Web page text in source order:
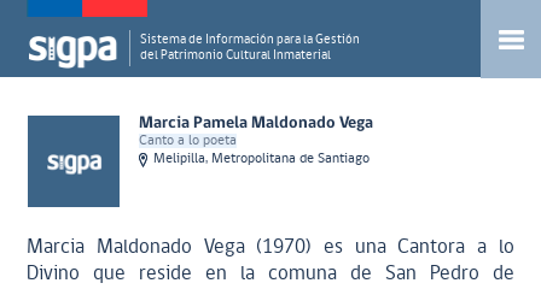
Sistema de Información para la Gestión
del Patrimonio Cultural Inmaterial
Marcia Pamela Maldonado Vega
Canto a lo poeta
Melipilla, Metropolitana de Santiago
Marcia Maldonado Vega (1970) es una Cantora a lo
Divino que reside en la comuna de San Pedro de